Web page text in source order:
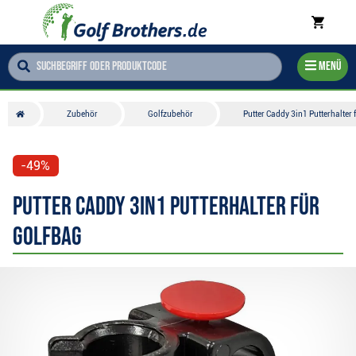
Menü
Zubehör Golfzubehör Putter Caddy 3in1 Putterhalter
-49%
Putter Caddy 3in1 Putterhalter für
Golfbag